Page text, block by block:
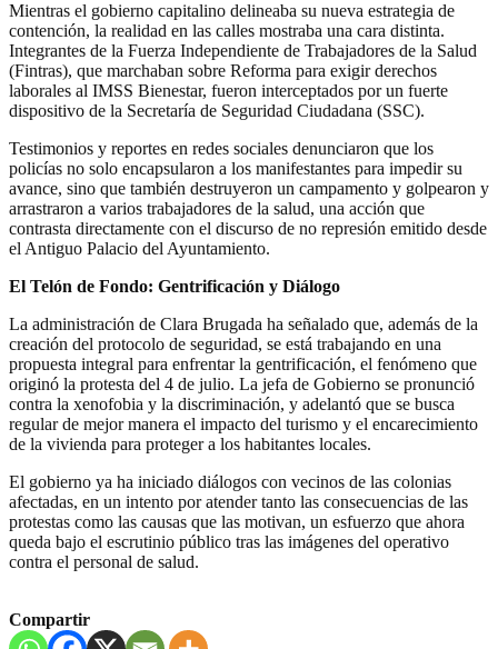
Mientras el gobierno capitalino delineaba su nueva estrategia de
contención, la realidad en las calles mostraba una cara distinta.
Integrantes de la Fuerza Independiente de Trabajadores de la Salud
(Fintras), que marchaban sobre Reforma para exigir derechos
laborales al IMSS Bienestar, fueron interceptados por un fuerte
dispositivo de la Secretaría de Seguridad Ciudadana (SSC).
Testimonios y reportes en redes sociales denunciaron que los
policías no solo encapsularon a los manifestantes para impedir su
avance, sino que también destruyeron un campamento y golpearon y
arrastraron a varios trabajadores de la salud, una acción que
contrasta directamente con el discurso de no represión emitido desde
el Antiguo Palacio del Ayuntamiento.
El Telón de Fondo: Gentrificación y Diálogo
La administración de Clara Brugada ha señalado que, además de la
creación del protocolo de seguridad, se está trabajando en una
propuesta integral para enfrentar la gentrificación, el fenómeno que
originó la protesta del 4 de julio. La jefa de Gobierno se pronunció
contra la xenofobia y la discriminación, y adelantó que se busca
regular de mejor manera el impacto del turismo y el encarecimiento
de la vivienda para proteger a los habitantes locales.
El gobierno ya ha iniciado diálogos con vecinos de las colonias
afectadas, en un intento por atender tanto las consecuencias de las
protestas como las causas que las motivan, un esfuerzo que ahora
queda bajo el escrutinio público tras las imágenes del operativo
contra el personal de salud.
Compartir